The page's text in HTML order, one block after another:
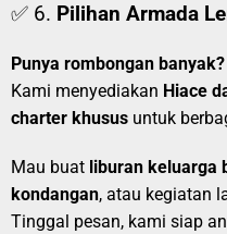
✅ 6. Pilihan Armada
Punya rombongan
Kami menyediakan Hiace
charter khusus untuk
Mau buat liburan keluarga
kondangan, atau kegiatan
Tinggal pesan, kami siap